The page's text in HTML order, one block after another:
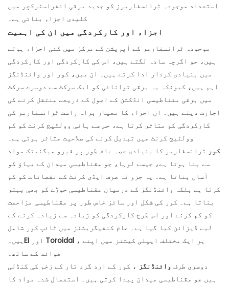
استعداد موجودہ ٹرانسفارمرز کو جدید برقی انفراسٹرکچر میں
کلیدی اجزاء بناتی ہے۔
اجزاء اور کارکردگی میں ان کی اہمیت
موجودہ ٹرانسفارمر کے آپریشن کے مرکز میں کئی اجزاء ہوتے
ہیں، جو اگرچہ سادہ لگتے ہیں، اس کی کارکردگی اور کارکردگی
میں بنیادی کردار ادا کرتے ہیں۔ ان میں، کور اور وائنڈنگز
اہم ہیں، کیونکہ یہ برقی توانائی کو ایک سرکٹ سے دوسرے سرکٹ
میں برقی مقناطیسی انڈکشن کے اصول کے ذریعے منتقل کرنے کی
اجازت دیتے ہیں۔ ان اجزاء کا معیار براہ راست ٹرانسفارمر کی
کارکردگی کو متاثر کرتا ہے، جس سے ہائی وولٹیج کرنٹ کو کم
وولٹیج کرنٹ میں تبدیل کرنے کی صلاحیت متاثر ہوتی ہے۔
کور ٹرانسفارمر کا بنیادی حصہ عام طور پر فیرو میگنیٹک مواد
سے بنا ہوتا ہے، جیسے لوہا، جو مقناطیسی میدان کے بہاؤ کو
آسان بناتا ہے۔ یہ جزو نہ صرف ایڈی کرنٹ کے نقصانات کو کم
کرتا ہے بلکہ وائنڈنگز کے درمیان مقناطیسی جوڑے کو بھی بہتر
بناتا ہے۔ کور کی شکل اور سائز خاص طور پر مقناطیسی مزاحمت
کو کم کرنے اور اس طرح کارکردگی کو زیادہ سے زیادہ کرنے کے
لیے ڈیزائن کیا گیا ہے۔ عام کنفیگریشنز میں ٹائپ کور شامل
ہیں۔EI Toroidal ، ہر ایک مختلف ایپلی کیشنز میں اپنے
فوائد کے ساتھ۔
دوسری طرف وائنڈنگز ، کور کے ارد گرد تار کے زخم کی کنڈلی
ہیں جو مقناطیسی میدان پیدا کرتی ہیں۔ استعمال شدہ مواد کا